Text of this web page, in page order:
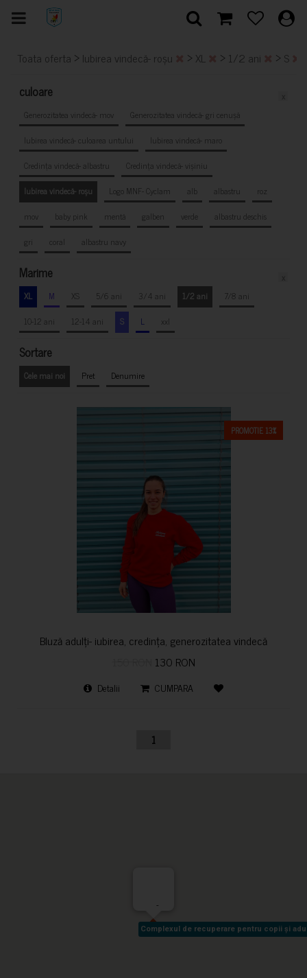
Toata oferta > Iubirea vindecă- roșu > XL > 1/2 ani > S
culoare
Generozitatea vindecă- mov
Generozitatea vindecă- gri cenușă
Iubirea vindecă- culoarea untului
Iubirea vindecă- maro
Credința vindecă- albastru
Credința vindecă- vișiniu
Iubirea vindecă- roșu
Logo MNF- Cyclam alb albastru
roz
mov
baby pink mentă galben verde
albastru deschis
gri
coral albastru navy
Marime
XL M XS 5/6 ani 3/4 ani 1/2 ani
7/8 ani
10-12 ani
12-14 ani S L xxl
Sortare
Cele mai noi Pret Denumire
PROMOTIE 13%
Bluză adulți- iubirea, credința, generozitatea vindecă
130 RON
Detalii CUMPARA
1
Complexul de recuperare pentru copii și
Complexul de recuperare pentru copii și
-